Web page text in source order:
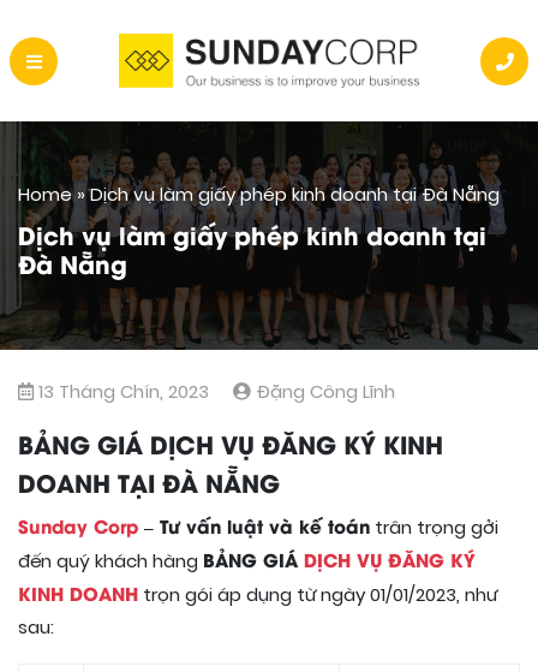
Home»Dịch vụ làm giấy phép kinh doanh tại Đà Nẵng
Dịch vụ làm giấy phép kinh doanh tại
Đà Nẵng
13 Tháng Chín, 2023 Đặng Công Lĩnh
BẢNG GIÁ DỊCH VỤ ĐĂNG KÝ KINH
DOANH TẠI ĐÀ NẴNG
Sunday Corp– Tư vấn luật và kế toán trân trọng gởi
đến quý khách hàng BẢNG GIÁ DỊCH VỤ ĐĂNG KÝ
KINH DOANH trọn gói áp dụng từ ngày 01/01/2023, như
sau: